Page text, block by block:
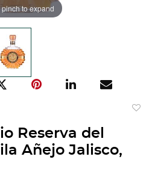
pinch to expand
Reserva del
Añejo Jalisco,